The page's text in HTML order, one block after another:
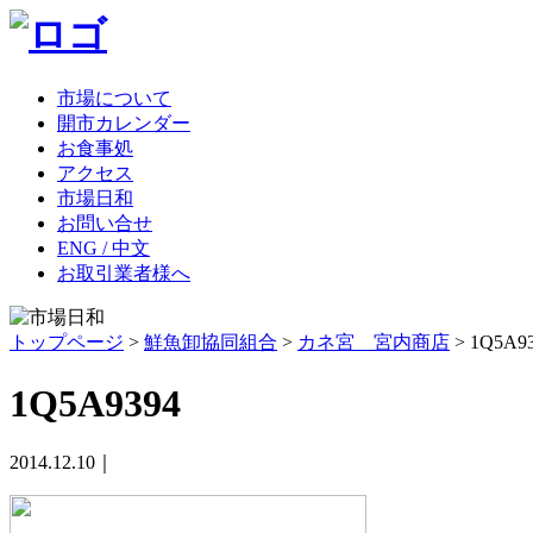
市場について
開市カレンダー
お食事処
アクセス
市場日和
お問い合せ
ENG / 中文
お取引業者様へ
トップページ > 鮮魚卸協同組合 > カネ宮 宮内商店 >
1Q5A9394
2014.12.10｜